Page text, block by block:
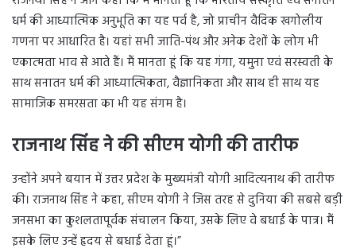
धर्म की आध्यात्मिक अनुभूति का यह पर्व है, जो प्राचीन वैदिक खगोलीय
गणना पर आधारित है। यहां सभी जाति-पंथ और अनेक देशों के लोग भी
एकात्मता भाव से आते हैं। मैं मानता हूं कि यह गंगा, यमुना एवं सरस्वती के
साथ सनातन धर्म की आध्यात्मिकता, वैज्ञानिकता और साथ ही साथ यह
सामाजिक समरसता का भी यह संगम है।
राजनाथ सिंह ने की सीएम योगी की तारीफ
उन्होंने अपने बयान में उत्तर प्रदेश के मुख्यमंत्री योगी आदित्यनाथ की तारीफ
की। राजनाथ सिंह ने कहा, सीएम योगी ने जिस तरह से दुनिया की सबसे बड़ी
जनसभा का कुशलतापूर्वक संचालन किया, उसके लिए वे बधाई के पात्र। मैं
इसके लिए उन्हें हृदय से बधाई देता हूं।”